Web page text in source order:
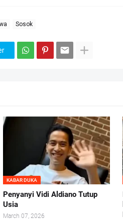
Sosok
KABAR DUKA
Penyanyi Vidi Aldiano Tutup
Usia
March 07, 2026